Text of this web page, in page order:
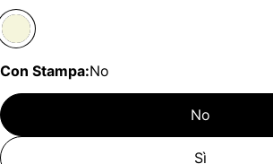
Con Stampa:No
No
Sì